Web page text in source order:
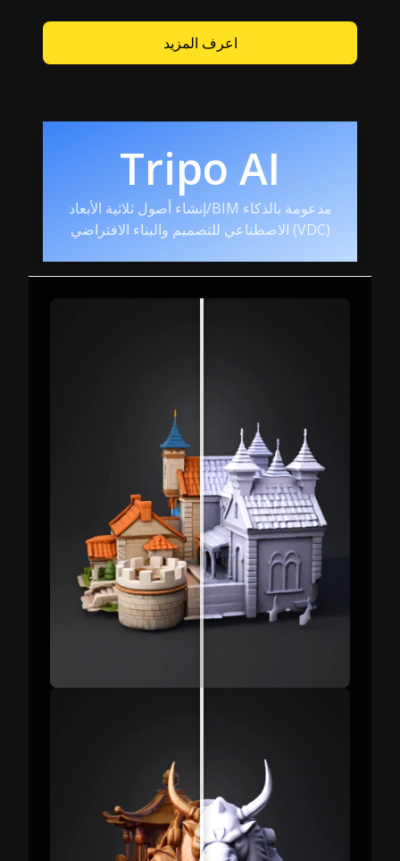
اعرف المزيد
Tripo AI
إنشاء أصول ثلاثية الأبعاد/BIM مدعومة بالذكاء
الاصطناعي للتصميم والبناء الافتراضي (VDC)